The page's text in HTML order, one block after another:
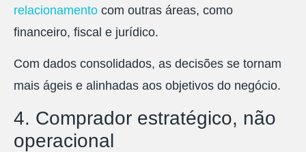
relacionamento com outras áreas, como
financeiro, fiscal e jurídico.
Com dados consolidados, as decisões se tornam
mais ágeis e alinhadas aos objetivos do negócio.
4. Comprador estratégico, não
operacional